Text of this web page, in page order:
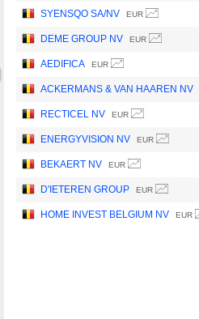
SYENSQO SA/NV EUR
DEME GROUP NV EUR
AEDIFICA EUR
ACKERMANS & VAN HAAREN NV
RECTICEL NV EUR
ENERGYVISION NV EUR
BEKAERT NV EUR
D'IETEREN GROUP EUR
HOME INVEST BELGIUM NV EUR